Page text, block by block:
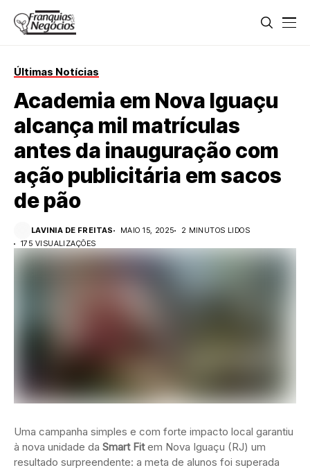
Últimas Notícias
Academia em Nova Iguaçu
alcança mil matrículas
antes da inauguração com
ação publicitária em sacos
de pão
LAVINIA DE FREITAS MAIO 15, 2025
2 MINUTOS LIDOS
175 VISUALIZAÇÕES
Uma campanha simples e com forte impacto local garantiu
à nova unidade da Smart Fitem Nova Iguaçu (RJ) um
resultado surpreendente: a meta de alunos foi superada